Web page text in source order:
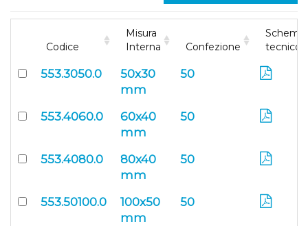
Codice
Misura
Interna
Confezione
Schema
tecnico
553.3050.0
50x30
mm
50
553.4060.0
60x40
mm
50
553.4080.0
80x40
mm
50
553.50100.0
100x50
mm
50